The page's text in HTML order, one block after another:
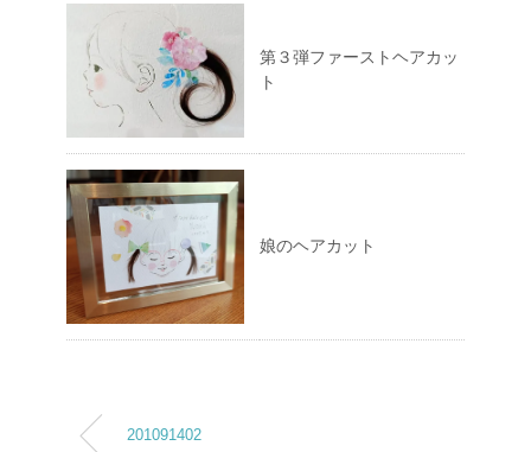
第３弾ファーストヘアカッ
ト
娘のヘアカット
201091402